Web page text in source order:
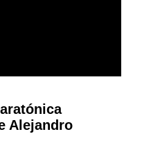
Alejandro